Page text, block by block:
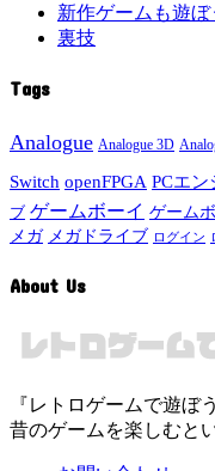
新作ゲームも遊ぼ
裏技
Tags
Analogue Analogue 3D
Switch openFPGA PCエン
ブ ゲームボーイ ゲーム
メガ メガドライブ ログイン
About Us
『レトロゲームで遊
昔のゲームを楽しむと